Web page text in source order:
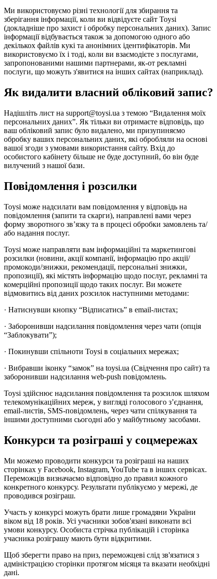
Ми використовуємо різні технології для збирання та
зберігання інформації, коли ви відвідуєте сайт Toysi
(докладніше про захист і обробку персональних даних). Запис
інформації відбувається також за допомогою одного або
декількох файлів кукі та анонімних ідентифікаторів. Ми
використовуємо їх і тоді, коли ви взаємодієте з послугами,
запропонованими нашими партнерами, як-от рекламні
послуги, що можуть з'явитися на інших сайтах (наприклад).
Як видалити власний обліковий запис?
Надішліть лист на support@toysi.ua з темою “Видалення моїх
персональних даних”. Як тільки ви отримаєте відповідь, що
ваш обліковий запис було видалено, ми призупиняємо
обробку ваших персональних даних, які обробляли на основі
вашої згоди з умовами використання сайту. Вхід до
особистого кабінету більше не буде доступний, бо він буде
вилучений з нашої бази.
Повідомлення і розсилки
Toysi може надсилати вам повідомлення у відповідь на
повідомлення (запити та скарги), направлені вами через
форму зворотного зв’язку та в процесі обробки замовлень та/
або надання послуг.
Toysi може направляти вам інформаційні та маркетингові
розсилки (новини, акції компанії, інформацію про акції/
промокоди/знижки, рекомендації, персональні знижки,
пропозиції), які містять інформацію щодо послуг, рекламні та
комерційні пропозиції щодо таких послуг. Ви можете
відмовитись від даних розсилок наступними методами:
· Натиснувши кнопку “Відписатись” в email-листах;
· Заборонивши надсилання повідомлення через чати (опція
“Заблокувати”);
· Покинувши спільноти Toysi в соціальних мережах;
· Вибравши іконку “замок” на toysi.ua (Свідчення про сайт) та
заборонивши надсилання web-push повідомлень.
Toysi здійснює надсилання повідомлення та розсилок шляхом
телекомунікаційних мереж, у вигляді голосового з’єднання,
email-листів, SMS-повідомлень, через чати спілкування та
іншими доступними сьогодні або у майбутньому засобами.
Конкурси та розіграші у соцмережах
Ми можемо проводити конкурси та розіграші на наших
сторінках у Facebook, Instagram, YouTube та в інших сервісах.
Переможців визначаємо відповідно до правил кожного
конкретного конкурсу. Результати публікуємо у мережі, де
проводився розіграш.
Участь у конкурсі можуть брати лише громадяни України
віком від 18 років. Усі учасники зобов'язані виконати всі
умови конкурсу. Особиста стрічка публікацій і сторінка
учасника розіграшу мають бути відкритими.
Щоб зберегти право на приз, переможцеві слід зв'язатися з
адміністрацією сторінки протягом місяця та вказати необхідні
дані.